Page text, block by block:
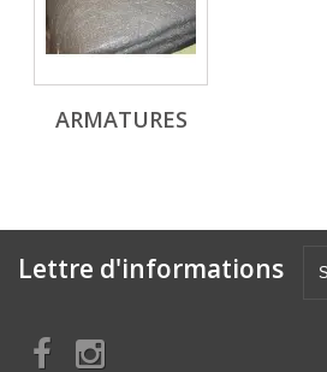
ARMATURES
Lettre d'informations